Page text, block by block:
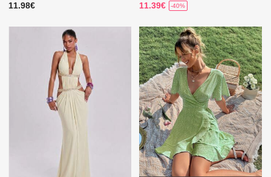
11.98€ 11.39€ -40%